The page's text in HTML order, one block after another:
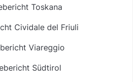
Toskana
Cividale del Friuli
Viareggio
Südtirol